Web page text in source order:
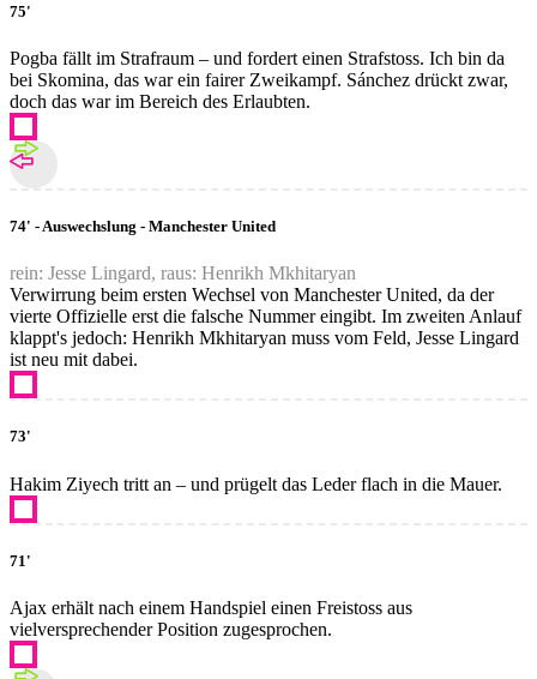
75'
Pogba fällt im Strafraum – und fordert einen Strafstoss. Ich bin da
bei Skomina, das war ein fairer Zweikampf. Sánchez drückt zwar,
doch das war im Bereich des Erlaubten.
74' - Auswechslung - Manchester United
rein: Jesse Lingard, raus: Henrikh Mkhitaryan
Verwirrung beim ersten Wechsel von Manchester United, da der
vierte Offizielle erst die falsche Nummer eingibt. Im zweiten Anlauf
klappt's jedoch: Henrikh Mkhitaryan muss vom Feld, Jesse Lingard
ist neu mit dabei.
73'
Hakim Ziyech tritt an – und prügelt das Leder flach in die Mauer.
71'
Ajax erhält nach einem Handspiel einen Freistoss aus
vielversprechender Position zugesprochen.